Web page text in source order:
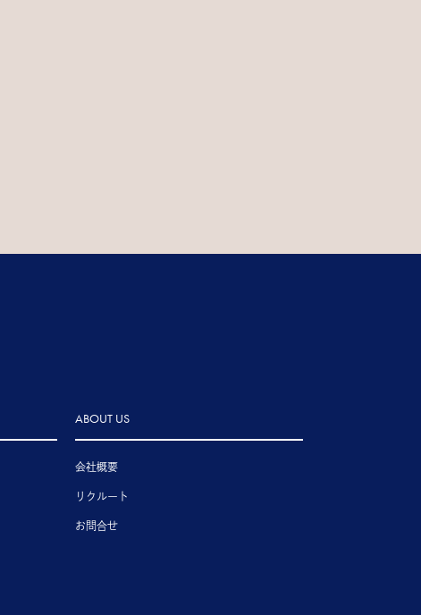
ABOUT US
会社概要
リクルート
お問合せ